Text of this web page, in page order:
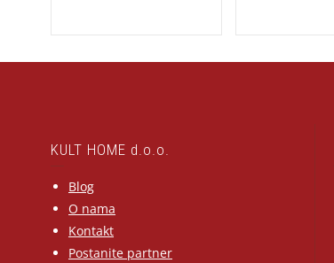
KULT HOME d.o.o.
Blog
O nama
Kontakt
Postanite partner